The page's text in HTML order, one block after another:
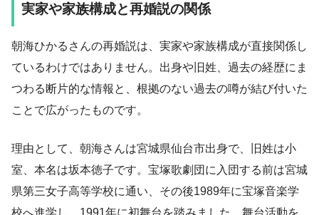
実家や家族構成と再婚説の関係
朝海ひかるさんの再婚説は、実家や家族構成が直接関係し
ているわけではありません。出身や旧姓、過去の経歴にま
つわる断片的な情報と、根拠のない過去の噂が結び付いた
ことで広がったものです。
理由として、朝海さんは宮城県仙台市出身で、旧姓は小
室、本名は坂本徳子です。宝塚歌劇団に入団する前は宮城
県第三女子高等学校に通い、その後1989年に宝塚音楽学